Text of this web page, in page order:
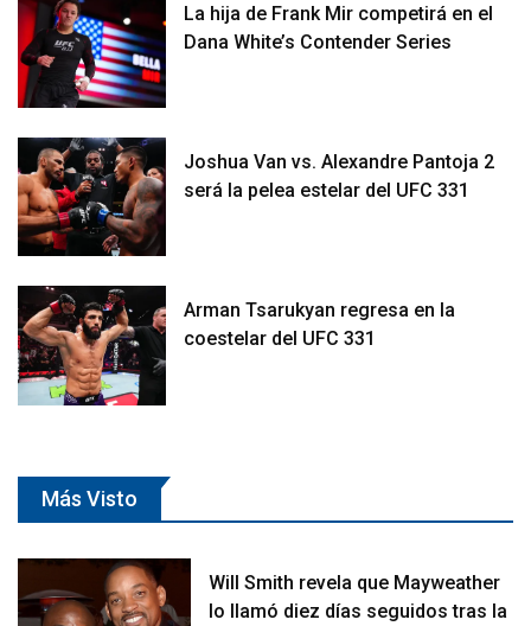
La hija de Frank Mir competirá en el
Dana White’s Contender Series
Joshua Van vs. Alexandre Pantoja 2
será la pelea estelar del UFC 331
Arman Tsarukyan regresa en la
coestelar del UFC 331
Más Visto
Will Smith revela que Mayweather
lo llamó diez días seguidos tras la